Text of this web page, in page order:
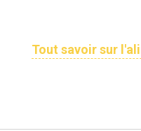
Tout savoir sur